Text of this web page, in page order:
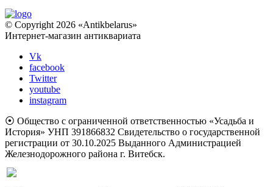
© Copyright 2026 «Antikbelarus»
Интернет-магазин антиквариата
Vk
facebook
Twitter
youtube
instagram
⦿ Общество с ограниченной ответственностью «Усадьба и
История» УНП 391866832 Свидетельство о государственной
регистрации от 30.10.2025 Выданного Администрацией
Железнодорожного района г. Витебск.